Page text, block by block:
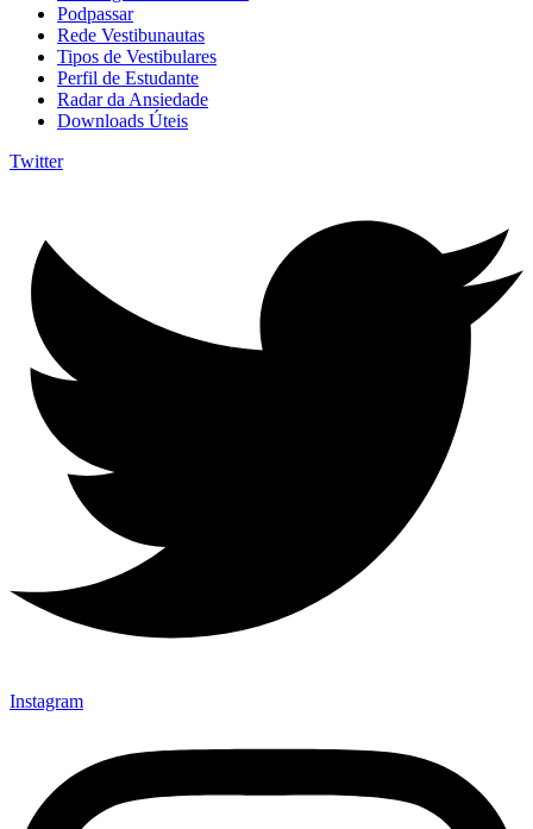
Podpassar
Rede Vestibunautas
Tipos de Vestibulares
Perfil de Estudante
Radar da Ansiedade
Downloads Úteis
Twitter
Instagram